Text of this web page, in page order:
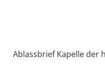
Ablassbrief Kapelle der